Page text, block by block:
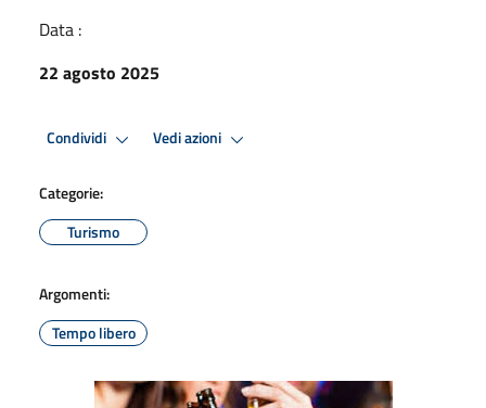
Data :
22 agosto 2025
Condividi Vedi azioni
Categorie:
Turismo
Argomenti:
Tempo libero